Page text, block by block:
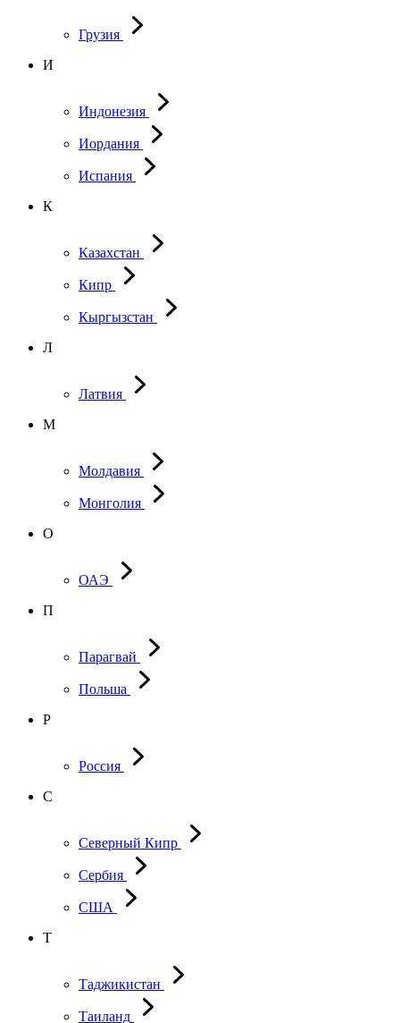
Грузия
И
Индонезия
Иордания
Испания
К
Казахстан
Кипр
Кыргызстан
Л
Латвия
М
Молдавия
Монголия
О
ОАЭ
П
Парагвай
Польша
Р
Россия
С
Северный Кипр
Сербия
США
Т
Таджикистан
Таиланд